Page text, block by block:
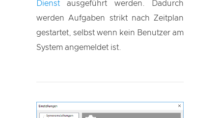
Dienst ausgeführt werden. Dadurch
werden Aufgaben strikt nach Zeitplan
gestartet, selbst wenn kein Benutzer am
System angemeldet ist.